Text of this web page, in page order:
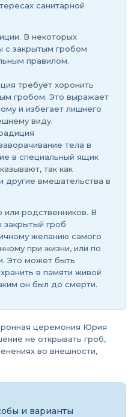
санитарной
В некоторых
с закрытым гробом
правилом.
требует хоронить
гробом. Это выражает
и избегает лишнего
виду.
тела в
в специальный ящик
так как
другие вмешательства в
родственников. В
закрытый гроб
желанию самого
при жизни, или по
Это может быть
в памяти живой
он был до смерти.
церемония Юрия
не открывать гроб,
во внешности,
и варианты